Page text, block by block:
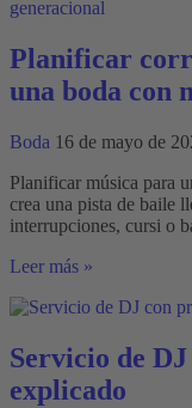
la
de
bodas
Planificar
una boda con
Boda 16 de mayo de
Planificar música para
crea una pista de baile
interrupciones, cursi o
Planificar
la
para
una
boda
Leer más »
Servicio de
explicado